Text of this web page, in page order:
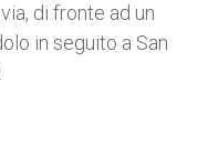
di fronte ad un
in seguito a San